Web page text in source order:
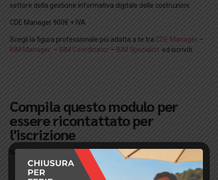
settore della gestione informativa digitale delle costruzioni.
CDE Manager 900€ + IVA
Scegli la figura professionale più adatta a te tra CDE Manager –
BIM Manager – BIM Coordinator – BIM Specialist ed iscriviti.
Compila questo modulo per
essere ricontattato per
l'iscrizione
Nome*